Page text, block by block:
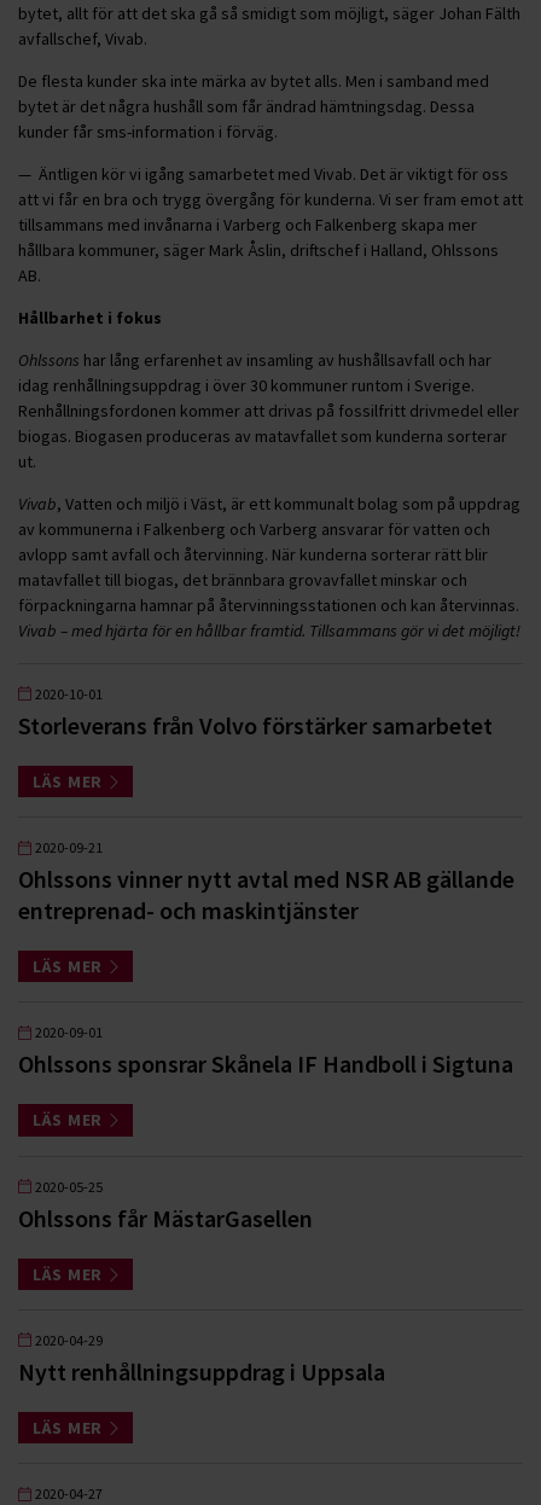
bytet, allt för att det ska gå så smidigt som möjligt, säger Johan Fälth
avfallschef, Vivab.
De flesta kunder ska inte märka av bytet alls. Men i samband med
bytet är det några hushåll som får ändrad hämtningsdag. Dessa
kunder får sms-information i förväg.
— Äntligen kör vi igång samarbetet med Vivab. Det är viktigt för oss
att vi får en bra och trygg övergång för kunderna. Vi ser fram emot att
tillsammans med invånarna i Varberg och Falkenberg skapa mer
hållbara kommuner, säger Mark Åslin, driftschef i Halland, Ohlssons
AB.
Hållbarhet i fokus
Ohlssons har lång erfarenhet av insamling av hushållsavfall och har
idag renhållningsuppdrag i över 30 kommuner runtom i Sverige.
Renhållningsfordonen kommer att drivas på fossilfritt drivmedel eller
biogas. Biogasen produceras av matavfallet som kunderna sorterar
ut.
Vivab, Vatten och miljö i Väst, är ett kommunalt bolag som på uppdrag
av kommunerna i Falkenberg och Varberg ansvarar för vatten och
avlopp samt avfall och återvinning. När kunderna sorterar rätt blir
matavfallet till biogas, det brännbara grovavfallet minskar och
förpackningarna hamnar på återvinningsstationen och kan återvinnas.
Vivab – med hjärta för en hållbar framtid. Tillsammans gör vi det möjligt!
2020-10-01
Storleverans från Volvo förstärker samarbetet
LÄS MER
2020-09-21
Ohlssons vinner nytt avtal med NSR AB gällande
entreprenad- och maskintjänster
LÄS MER
2020-09-01
Ohlssons sponsrar Skånela IF Handboll i Sigtuna
LÄS MER
2020-05-25
Ohlssons får MästarGasellen
LÄS MER
2020-04-29
Nytt renhållningsuppdrag i Uppsala
LÄS MER
2020-04-27